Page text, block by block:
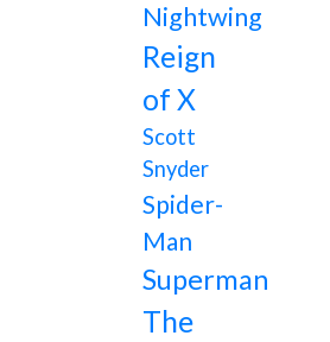
Nightwing
Reign
of X
Scott
Snyder
Spider-
Man
Superman
The